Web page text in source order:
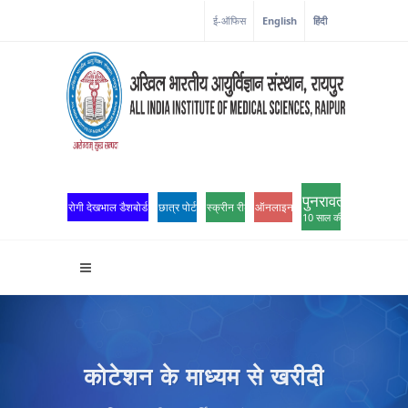
ई-ऑफिस English हिंदी
रोगी देखभाल डैशबोर्ड छात्र पोर्टल स्क्रीन रीडर एक्सेसऑनलाइन ओपीडी पंजीकरण
पुनरावर्तन
10 साल की उत्कृष्टता
कोटेशन के माध्यम से खरीदी